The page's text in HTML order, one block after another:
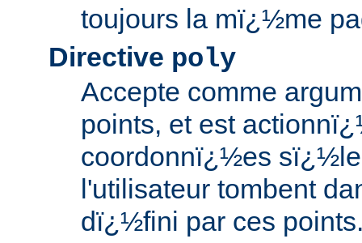
toujours la mï¿½me
Directive poly
Accepte comme
points, et est
coordonnï¿½es
l'utilisateur tombent
dï¿½fini par ces